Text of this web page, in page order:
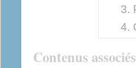
Contenus